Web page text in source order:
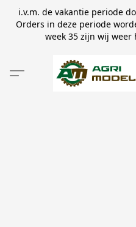
i.v.m. de vakantie periode
Orders in deze periode
week 35 zijn wij weer